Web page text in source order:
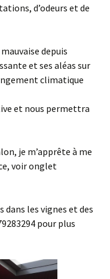
d’odeurs et de
depuis
et ses aléas sur
climatique
et nous permettra
je m’apprête à me
voir onglet
dans les vignes et des
pour plus